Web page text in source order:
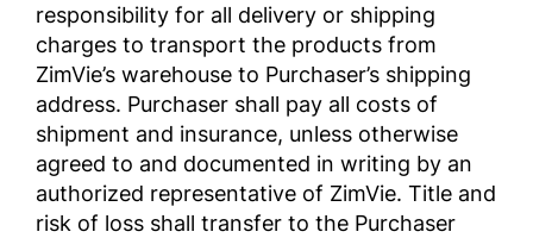
responsibility for all delivery or shipping
charges to transport the products from
ZimVie’s warehouse to Purchaser’s shipping
address. Purchaser shall pay all costs of
shipment and insurance, unless otherwise
agreed to and documented in writing by an
authorized representative of ZimVie. Title and
risk of loss shall transfer to the Purchaser